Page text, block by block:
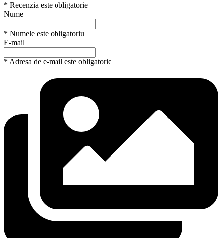
* Recenzia este obligatorie
Nume
* Numele este obligatoriu
E-mail
* Adresa de e-mail este obligatorie